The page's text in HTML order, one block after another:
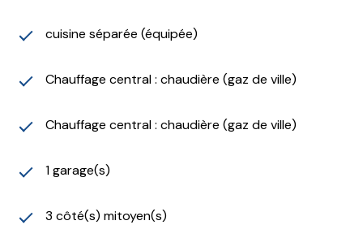
cuisine séparée (équipée)
Chauffage central : chaudière (gaz de ville)
Chauffage central : chaudière (gaz de ville)
1 garage(s)
3 côté(s) mitoyen(s)